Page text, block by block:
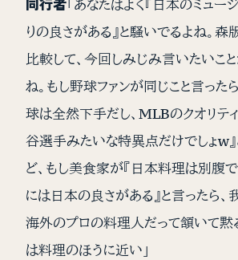
同行者「あなたはよく『日本のミュ
りの良さがある』と騒いでるよね。森
比較して、今回しみじみ言いたいこ
ね。もし野球ファンが同じこと言った
球は全然下手だし、MLBのクオリテ
谷選手みたいな特異点だけでしょw
ど、もし美食家が『日本料理は別腹
には日本の良さがある』と言ったら、
海外のプロの料理人だって頷いて黙
は料理のほうに近い」